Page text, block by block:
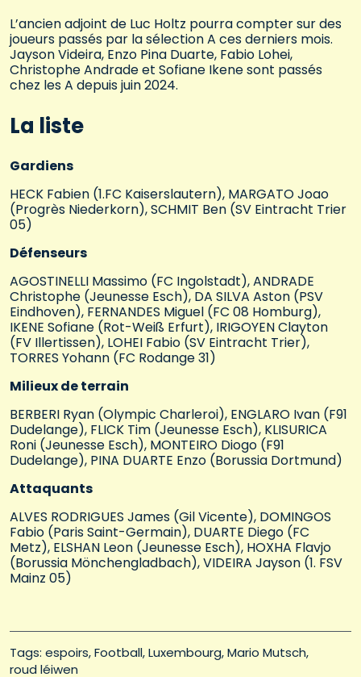
L’ancien adjoint de Luc Holtz pourra compter sur des
joueurs passés par la sélection A ces derniers mois.
Jayson Videira, Enzo Pina Duarte, Fabio Lohei,
Christophe Andrade et Sofiane Ikene sont passés
chez les A depuis juin 2024.
La liste
Gardiens
HECK Fabien (1.FC Kaiserslautern), MARGATO Joao
(Progrès Niederkorn), SCHMIT Ben (SV Eintracht Trier
05)
Défenseurs
AGOSTINELLI Massimo (FC Ingolstadt), ANDRADE
Christophe (Jeunesse Esch), DA SILVA Aston (PSV
Eindhoven), FERNANDES Miguel (FC 08 Homburg),
IKENE Sofiane (Rot-Weiß Erfurt), IRIGOYEN Clayton
(FV Illertissen), LOHEI Fabio (SV Eintracht Trier),
TORRES Yohann (FC Rodange 31)
Milieux de terrain
BERBERI Ryan (Olympic Charleroi), ENGLARO Ivan (F91
Dudelange), FLICK Tim (Jeunesse Esch), KLISURICA
Roni (Jeunesse Esch), MONTEIRO Diogo (F91
Dudelange), PINA DUARTE Enzo (Borussia Dortmund)
Attaquants
ALVES RODRIGUES James (Gil Vicente), DOMINGOS
Fabio (Paris Saint-Germain), DUARTE Diego (FC
Metz), ELSHAN Leon (Jeunesse Esch), HOXHA Flavjo
(Borussia Mönchengladbach), VIDEIRA Jayson (1. FSV
Mainz 05)
Tags: espoirs Football Luxembourg Mario Mutsch
roud léiwen